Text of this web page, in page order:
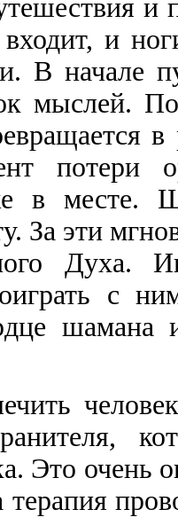
и
и
В начале
мыслей.
потери
в месте.
За эти
Духа.
с
шамана
Это очень